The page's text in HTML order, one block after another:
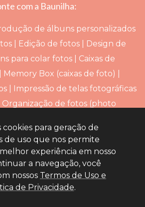
com a Baunilha:
de álbuns personalizados
| Edição de fotos | Design de
para colar fotos | Caixas de
Box (caixas de foto) |
| Impressão de telas fotográficas
Organização de fotos (photo
Voltar
ao topo
cookies para geração de
de uso que nos permite
experiência em nosso
a navegação, você
nossos Termos de Uso e
de Privacidade.